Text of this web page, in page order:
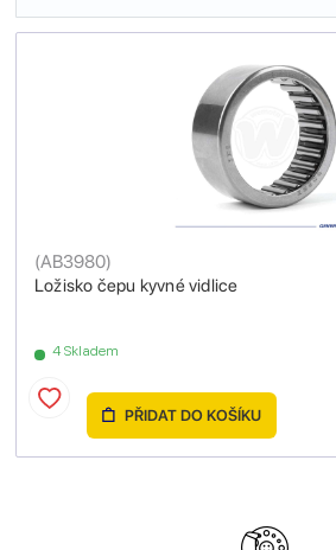
Ložisko čepu kyvné vidlice
(AB3980)
4 Skladem
PŘIDAT DO KOŠÍKU